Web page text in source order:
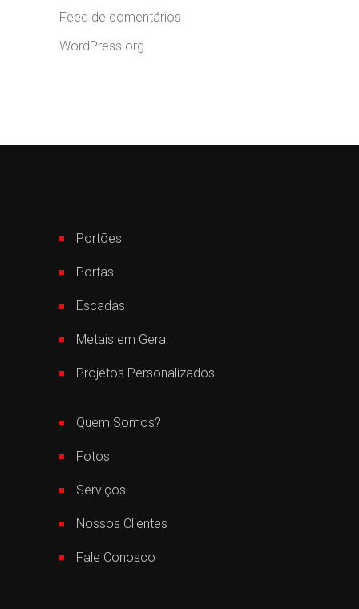
Feed de comentários
WordPress.org
Portões
Portas
Escadas
Metais em Geral
Projetos Personalizados
Quem Somos?
Fotos
Serviços
Nossos Clientes
Fale Conosco